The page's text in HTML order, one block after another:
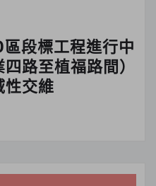
段標工程進行中
路至植福路間）
性交維